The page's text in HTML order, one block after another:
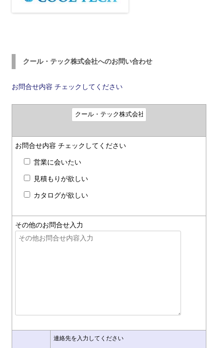
クール・テック株式会社へのお問い合わせ
お問合せ内容 チェックしてください
お問合せ内容 チェックしてください
営業に会いたい
見積もりが欲しい
カタログが欲しい
その他のお問合せ入力
連絡先を入力してください